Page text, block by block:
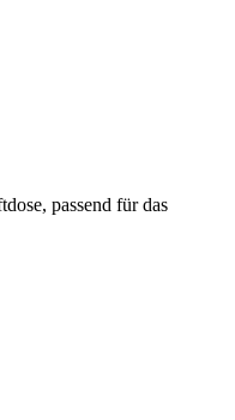
passend für das